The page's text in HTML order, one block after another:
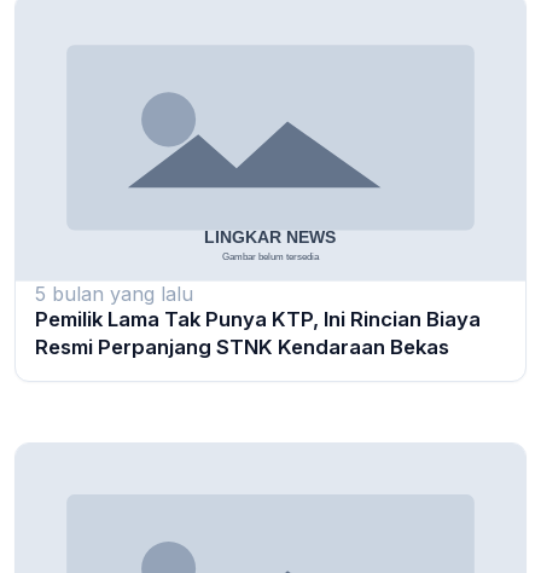
5 bulan yang lalu
Pemilik Lama Tak Punya KTP, Ini Rincian Biaya
Resmi Perpanjang STNK Kendaraan Bekas